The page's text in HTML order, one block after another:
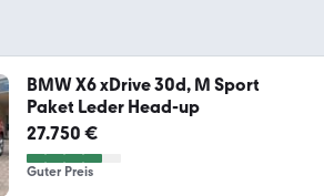
BMW X6 xDrive 30d, M Sport
Paket Leder Head-up
27.750 €
Guter Preis